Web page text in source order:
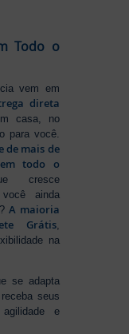
Todo o
vem em
direta
casa, no
para você.
de mais de
todo o
cresce
ainda
A maioria
Grátis,
na
se adapta
seus
agilidade e